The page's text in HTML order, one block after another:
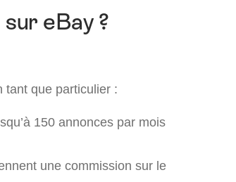
eBay ?
tant que particulier :
150 annonces par mois
une commission sur le